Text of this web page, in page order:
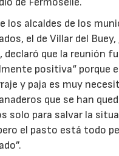
los alcaldes de los
el de Villar del Buey,
declaró que la reunión
positiva“ porque
y paja es muy
que se han
solo para salvar la
el pasto está todo